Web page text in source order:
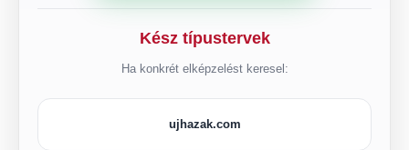
Kész típustervek
Ha konkrét elképzelést keresel:
ujhazak.com